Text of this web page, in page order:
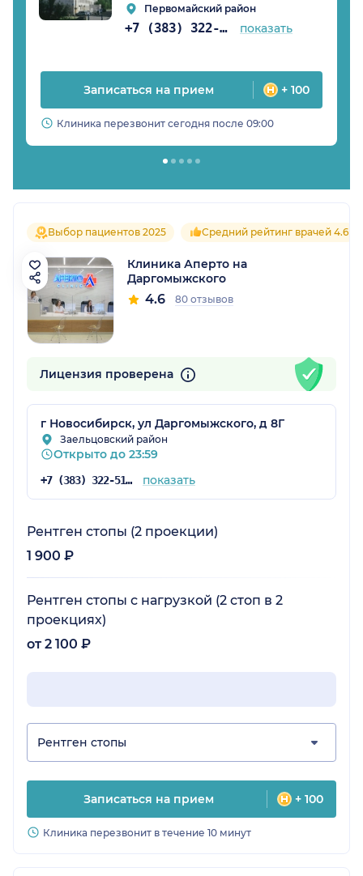
Первомайский район
+7 (383) 322-51-13 показать
Записаться на прием + 100
Клиника перезвонит сегодня после 09:00
Выбор пациентов 2025 Средний рейтинг врачей 4.6
Клиника Аперто на
Даргомыжского
4.6 80 отзывов
Лицензия проверена
г Новосибирск, ул Даргомыжского, д 8Г
Заельцовский район
Открыто до 23:59
+7 (383) 322-51-94 показать
Рентген стопы (2 проекции)
1 900 ₽
Рентген стопы с нагрузкой (2 стоп в 2
проекциях)
от 2 100 ₽
Рентген стопы
Записаться на прием + 100
Клиника перезвонит в течение 10 минут